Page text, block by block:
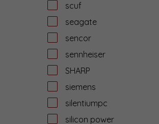
scuf
seagate
sencor
sennheiser
SHARP
siemens
silentiumpc
silicon power